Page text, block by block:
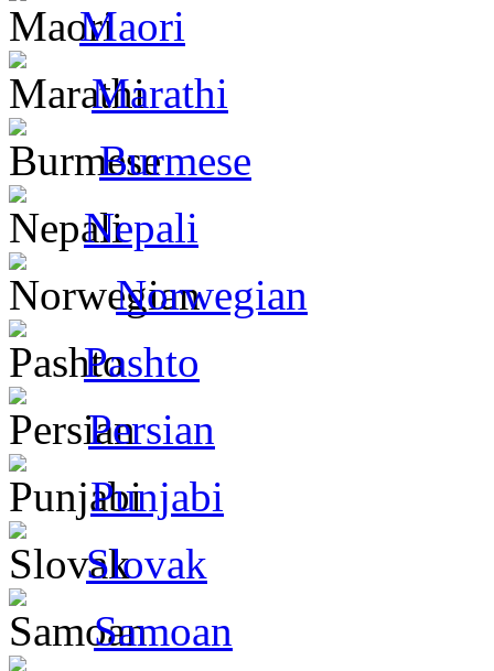
Maori
Marathi
Burmese
Nepali
Norwegian
Pashto
Persian
Punjabi
Slovak
Samoan